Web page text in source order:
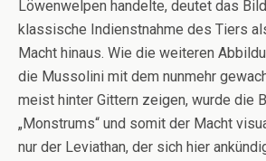
Löwenwelpen handelte, deutet das
klassische Indienstnahme des Tiers
Macht hinaus. Wie die weiteren
die Mussolini mit dem nunmehr
meist hinter Gittern zeigen, wurde die
„Monstrums“ und somit der Macht
nur der Leviathan, der sich hier